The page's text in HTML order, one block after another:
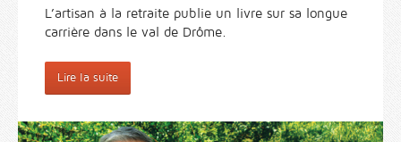
L’artisan à la retraite publie un livre sur sa longue
carrière dans le val de Drôme.
Lire la suite